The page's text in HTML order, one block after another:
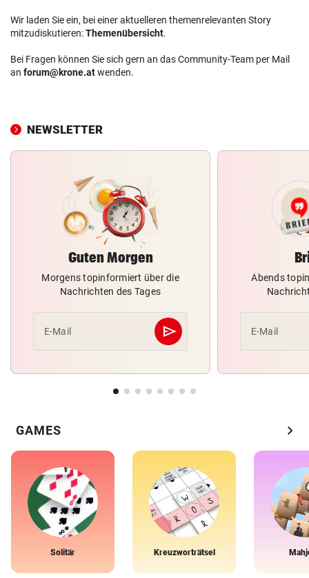
Wir laden Sie ein, bei einer aktuelleren themenrelevanten Story
mitzudiskutieren:Themenübersicht.
Bei Fragen können Sie sich gern an das Community-Team per Mail
an forum@krone.atwenden.
NEWSLETTER
Guten Morgen
Morgens topinformiert über die
Nachrichten des Tages
E-Mail send
Abschicken
Abends
E-Mail
GAMES chevron_right
Solitär Kreuzworträtsel